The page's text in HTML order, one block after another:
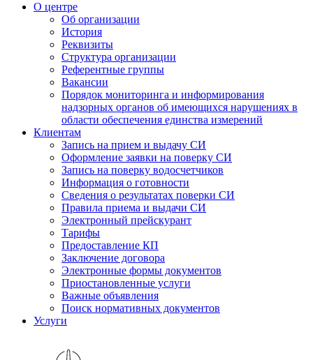
О центре
Об организации
История
Реквизиты
Структура организации
Референтные группы
Вакансии
Порядок мониторинга и информирования
надзорных органов об имеющихся нарушениях в
области обеспечения единства измерений
Клиентам
Запись на прием и выдачу СИ
Оформление заявки на поверку СИ
Запись на поверку водосчетчиков
Информация о готовности
Сведения о результатах поверки СИ
Правила приема и выдачи СИ
Электронный прейскурант
Тарифы
Предоставление КП
Заключение договора
Электронные формы документов
Приостановленные услуги
Важные объявления
Поиск нормативных документов
Услуги